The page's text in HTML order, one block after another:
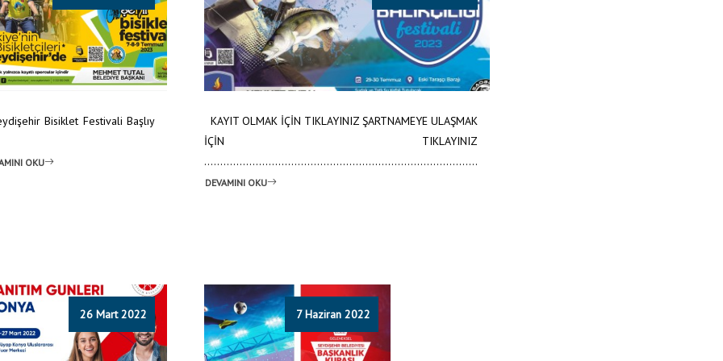
Bisiklet Festivali Başlıy
OKU
KAYIT OLMAK İÇİN TIKLAYINIZ ŞARTNAMEYE ULAŞMAK
İÇİN TIKLAYINIZ
.....................................................................................
DEVAMINI OKU
26 Mart 2022 7 Haziran 2022